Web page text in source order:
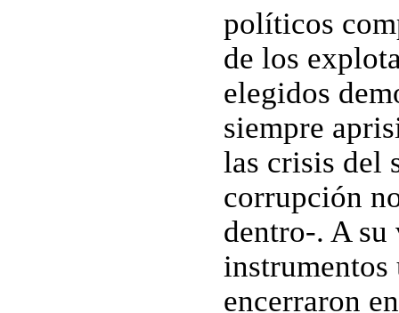
políticos
de los
elegidos
siempre
las crisis del
corrupción
dentro-. A su
encerraron